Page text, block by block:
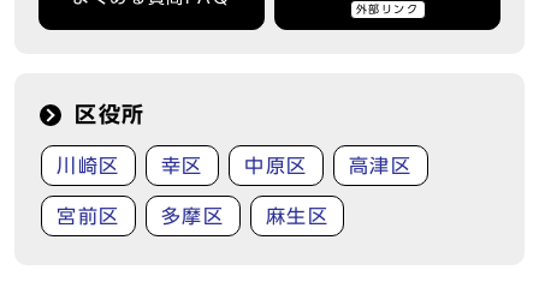
外部リンク
区役所
川崎区 幸区 中原区 高津区
宮前区 多摩区 麻生区